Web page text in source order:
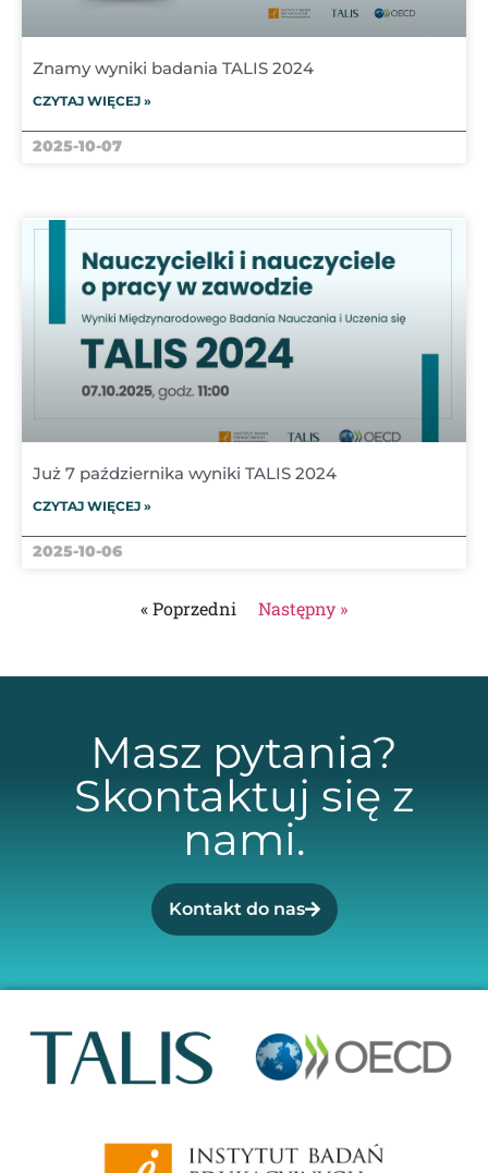
Znamy wyniki badania TALIS 2024
CZYTAJ WIĘCEJ »
2025-10-07
Już 7 października wyniki TALIS 2024
CZYTAJ WIĘCEJ »
2025-10-06
« Poprzedni Następny »
Masz pytania?
Skontaktuj się z
nami.
Kontakt do nas